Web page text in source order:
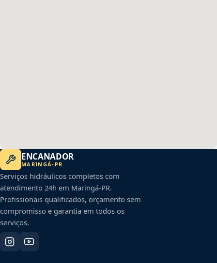
ENCANADOR
MARINGÁ- PR
Serviços hidráulicos completos com
atendimento 24h em Maringá-PR.
Profissionais qualificados, orçamento sem
compromisso e garantia em todos os
serviços.